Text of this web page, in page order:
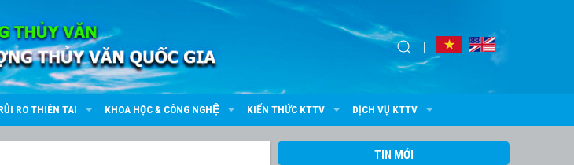
RO THIÊN TAI KHOA HỌC & CÔNG NGHỆ KIẾN THỨC KTTV DỊCH VỤ KTTV
TIN MỚI